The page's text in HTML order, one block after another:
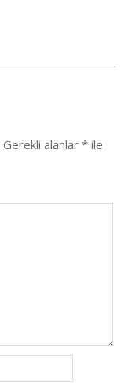
Gerekli alanlar * ile